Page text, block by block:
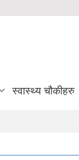
स्वास्थ्य चौकीहरु